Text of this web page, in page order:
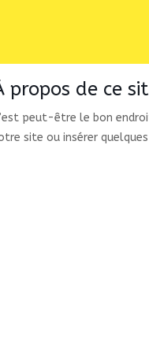
propos de ce
peut-être le bon
site ou insérer